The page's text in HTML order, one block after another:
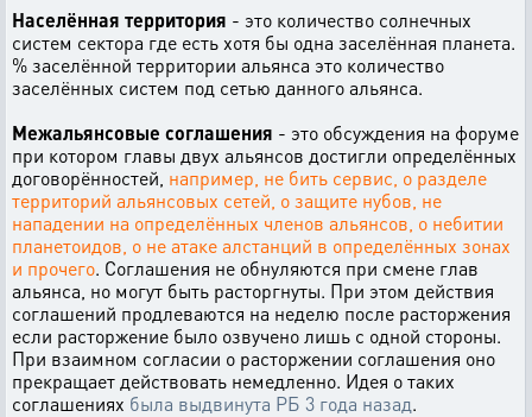
Населённая территория - это количество солнечных
систем сектора где есть хотя бы одна заселённая планета.
% заселённой территории альянса это количество
заселённых систем под сетью данного альянса.
Межальянсовые соглашения - это обсуждения на форуме
при котором главы двух альянсов достигли определённых
договорённостей, например, не бить сервис, о разделе
территорий альянсовых сетей, о защите нубов, не
нападении на определённых членов альянсов, о небитии
планетоидов, о не атаке алстанций в определённых зонах
и прочего. Соглашения не обнуляются при смене глав
альянса, но могут быть расторгнуты. При этом действия
соглашений продлеваются на неделю после расторжения
если расторжение было озвучено лишь с одной стороны.
При взаимном согласии о расторжении соглашения оно
прекращает действовать немедленно. Идея о таких
соглашениях была выдвинута РБ 3 года назад.